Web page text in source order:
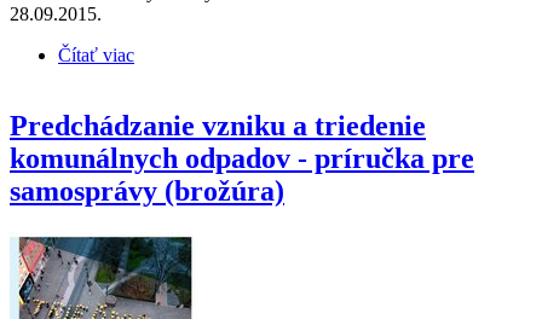
28.09.2015.
Čítať viac
Predchádzanie vzniku a triedenie
komunálnych odpadov - príručka pre
samosprávy (brožúra)